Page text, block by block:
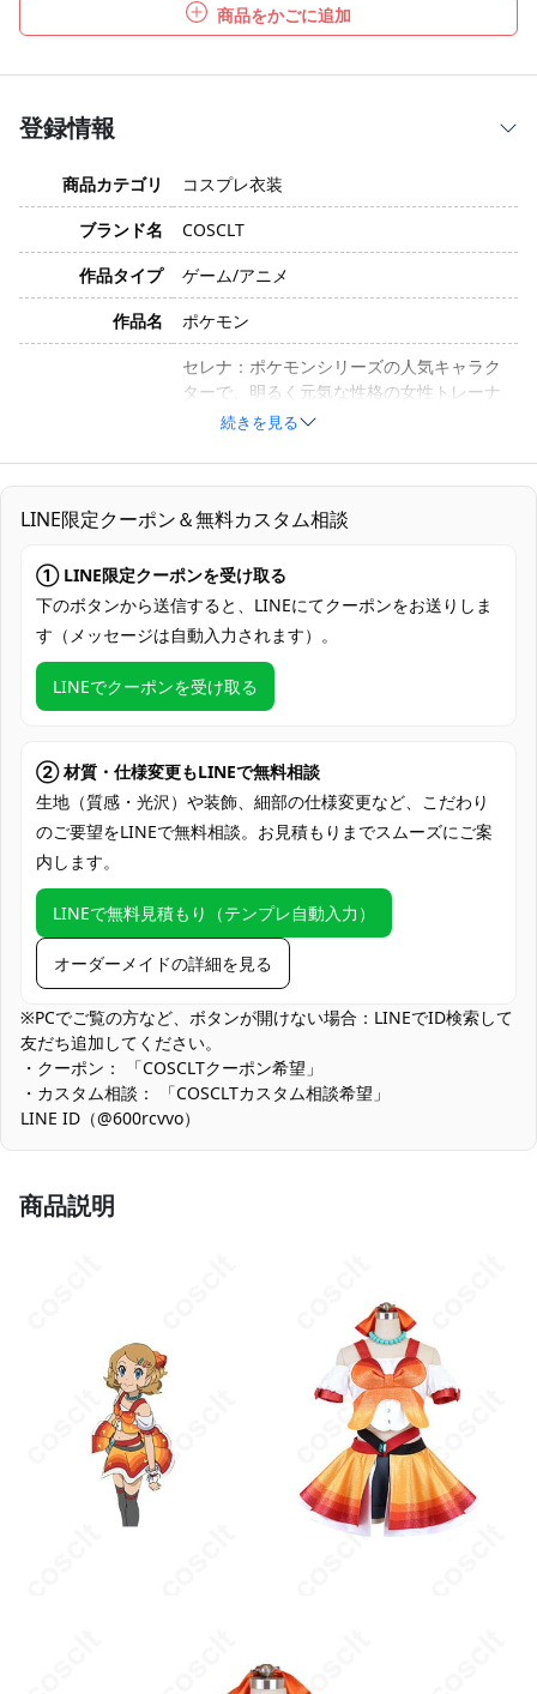
商品をかごに追加
登録情報
商品カテゴリ
コスプレ衣装
ブランド名
COSCLT
作品タイプ
ゲーム/アニメ
作品名
ポケモン
セレナ：ポケモンシリーズの人気キャラク
ターで、明るく元気な性格の女性トレーナ
ー。コンテスト衣装は、ゲームとアニメで
います。
サイズ
S, M, L, XL（オーダーメイド対応不可）
素材
バッチや技術向上により、素材が変更され
る場合があります）
セット内容
ックレス、手首飾り、足首飾り、髪飾り
（生産バッチや技術向上によりセット内容
発送予定
加工に7～15営業日、配送に5～7営業日
（※土日祝除く）
支払い方法
クレジットカード（VISA、Master、JCB、
PayPal、銀行振込
使用場所
コスプレイベント、アニメコンベンショ
ン、パーティー、写真撮影、ライブイベン
ト
収納方法
専用収納袋、ハンガーに掛ける、シューズ
ボックスに収納
コスプレ対象
ポケモンファン、アニメコスプレ愛好者、
コンテスト参加者、トレーナーコスプレ、
ゲームキャラクターコスプレファン
商品状態
赤、白、青（色合いは生産バッチにより異
なる場合があります）
特徴
忠実再現されたデザイン、優れた着心地、
高い品質で長時間の使用にも対応
製造国
続きを見る
LINE限定クーポン＆無料カスタム相談
① LINE限定クーポンを受け取る
下のボタンから送信すると、LINEにてクーポンをお送りしま
す（メッセージは自動入力されます）。
LINEでクーポンを受け取る
② 材質・仕様変更もLINEで無料相談
生地（質感・光沢）や装飾、細部の仕様変更など、こだわり
のご要望をLINEで無料相談。お見積もりまでスムーズにご案
内します。
LINEで無料見積もり（テンプレ自動入力）
オーダーメイドの詳細を見る
※PCでご覧の方など、ボタンが開けない場合：LINEでID検索して
友だち追加してください。
・クーポン： 「COSCLTクーポン希望」
・カスタム相談： 「COSCLTカスタム相談希望」
LINE ID（@600rcvvo）
商品説明